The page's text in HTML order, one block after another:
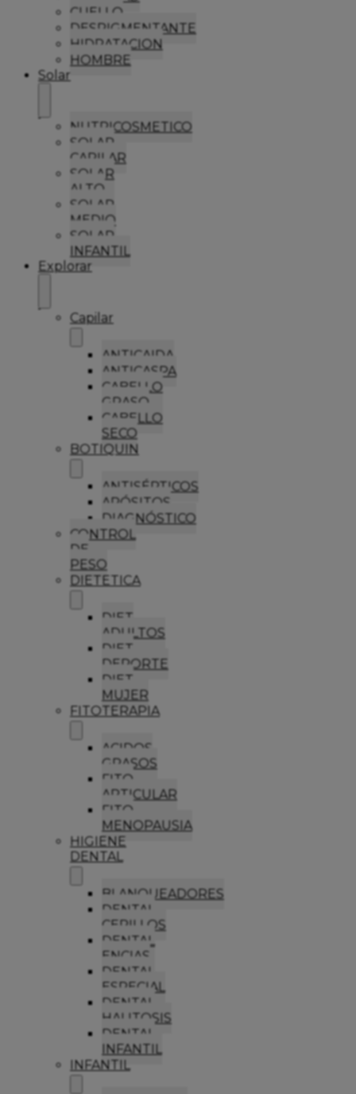
CUELLO
DESPIGMENTANTE
HIDRATACION
HOMBRE
Solar
NUTRICOSMETICO
SOLAR
CAPILAR
SOLAR
ALTO
SOLAR
MEDIO
SOLAR
INFANTIL
Explorar
Capilar
ANTICAIDA
ANTICASPA
CABELLO
GRASO
CABELLO
SECO
BOTIQUIN
ANTISÉPTICOS
APÓSITOS
DIAGNÓSTICO
CONTROL
DE
PESO
DIETETICA
DIET
ADULTOS
DIET
DEPORTE
DIET
MUJER
FITOTERAPIA
ACIDOS
GRASOS
FITO
ARTICULAR
FITO
MENOPAUSIA
HIGIENE
DENTAL
BLANQUEADORES
DENTAL
CEPILLOS
DENTAL
ENCIAS
DENTAL
ESPECIAL
DENTAL
HALITOSIS
DENTAL
INFANTIL
INFANTIL